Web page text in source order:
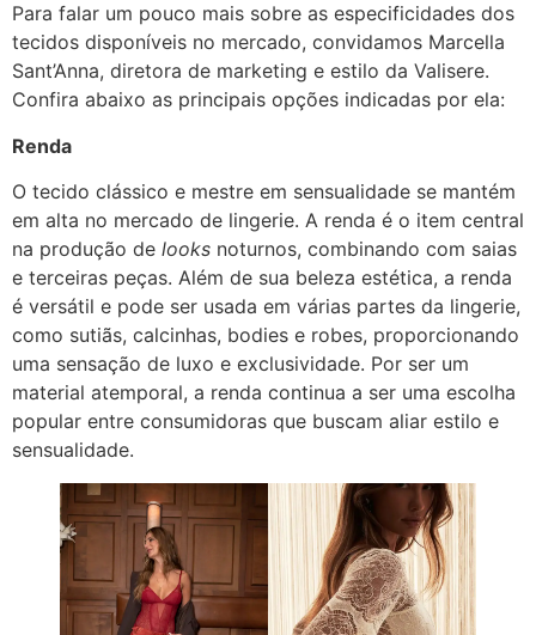
Para falar um pouco mais sobre as especificidades dos
tecidos disponíveis no mercado, convidamos Marcella
Sant’Anna, diretora de marketing e estilo da Valisere.
Confira abaixo as principais opções indicadas por ela:
Renda
O tecido clássico e mestre em sensualidade se mantém
em alta no mercado de lingerie. A renda é o item central
na produção de looks noturnos, combinando com saias
e terceiras peças. Além de sua beleza estética, a renda
é versátil e pode ser usada em várias partes da lingerie,
como sutiãs, calcinhas, bodies e robes, proporcionando
uma sensação de luxo e exclusividade. Por ser um
material atemporal, a renda continua a ser uma escolha
popular entre consumidoras que buscam aliar estilo e
sensualidade.